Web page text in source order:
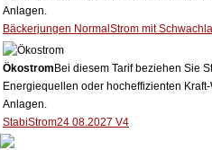
Anlagen.
Bäckerjungen NormalStrom mit
Ökostrom Bei diesem Tarif beziehen Sie
Energiequellen oder hocheffizienten
Anlagen.
StabiStrom24 08.2027 V4